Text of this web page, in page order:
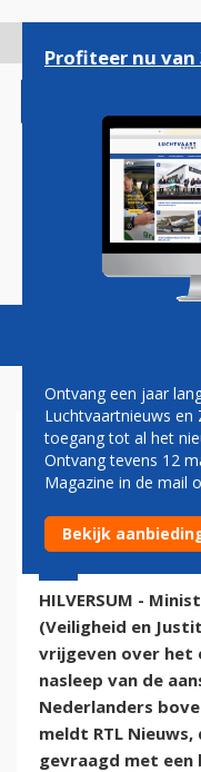
gaan
Magazine
MH17-
BLIJVEN
12 augustus 2015 -
HILVERSUM -
(Veiligheid en
vrijgeven over het
nasleep van de
Nederlanders
meldt RTL
gevraagd met een
Profiteer nu
Ontvang een jaar
Luchtvaartnieuws en
toegang tot al het
Ontvang tevens 12
Magazine in de mail
Bekijk